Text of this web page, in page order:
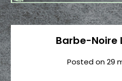
Barbe-Noire
Posted on29